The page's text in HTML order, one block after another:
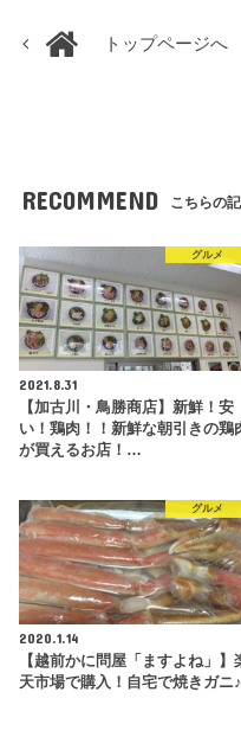
トップページへ
RECOMMEND こちらの
グルメ
2021.8.31
【加古川・鳥勝商店】新鮮！安
い！鶏肉！！新鮮な朝引きの鶏
が買えるお店！…
グルメ
2020.1.14
【越前かに問屋「ますよね」】
天市場で購入！自宅で焼きガニ♪